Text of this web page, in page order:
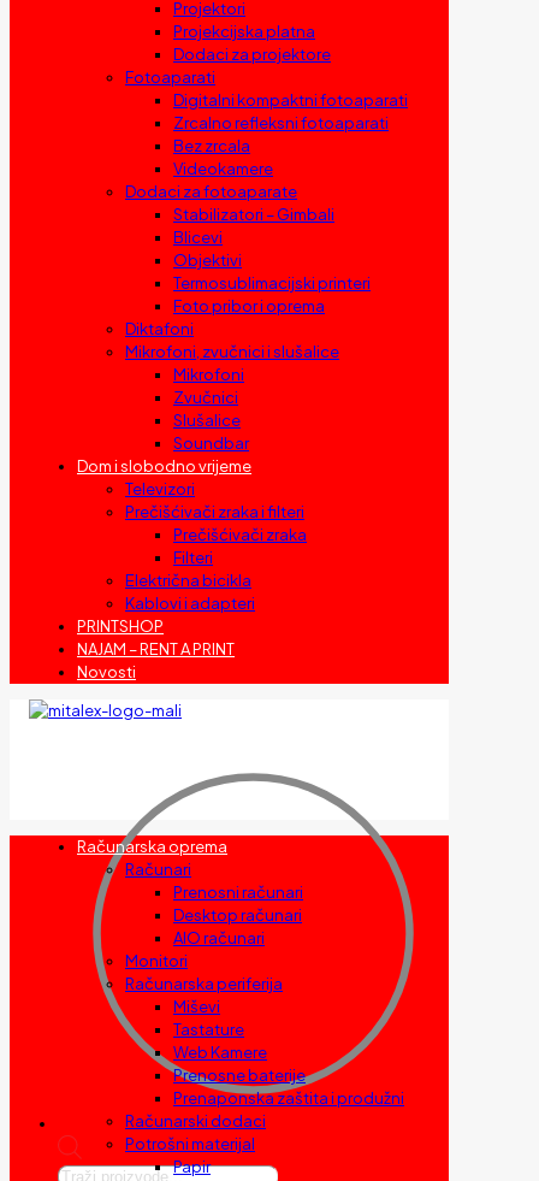
Projektori
Projekcijska platna
Dodaci za projektore
Fotoaparati
Digitalni kompaktni fotoaparati
Zrcalno refleksni fotoaparati
Bez zrcala
Videokamere
Dodaci za fotoaparate
Stabilizatori – Gimbali
Blicevi
Objektivi
Termosublimacijski printeri
Foto pribor i oprema
Diktafoni
Mikrofoni, zvučnici i slušalice
Mikrofoni
Zvučnici
Slušalice
Soundbar
Dom i slobodno vrijeme
Televizori
Prečišćivači zraka i filteri
Prečišćivači zraka
Filteri
Električna bicikla
Kablovi i adapteri
PRINTSHOP
NAJAM – RENT A PRINT
Novosti
Products
Računarska oprema
Računari
Prenosni računari
Desktop računari
AIO računari
Monitori
Računarska periferija
Miševi
Tastature
Web Kamere
Prenosne baterije
Prenaponska zaštita i produžni
Računarski dodaci
Potrošni materijal
Papir